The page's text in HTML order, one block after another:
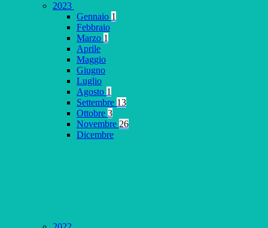
2023
Gennaio 1
Febbraio
Marzo 1
Aprile
Maggio
Giugno
Luglio
Agosto 1
Settembre 13
Ottobre 3
Novembre 26
Dicembre